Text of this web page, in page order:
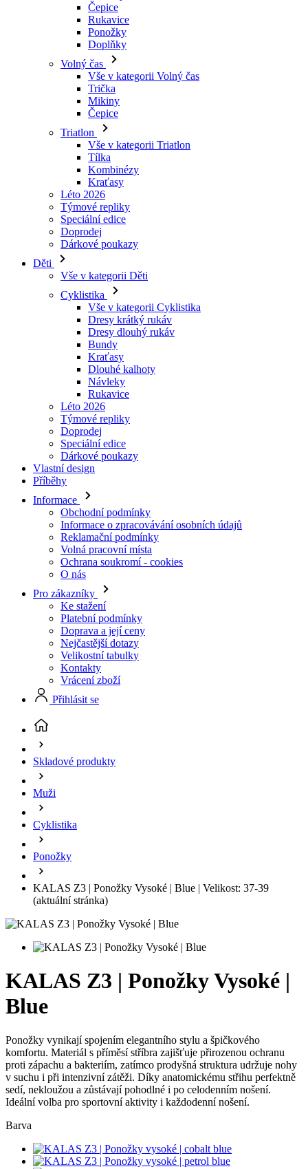
Čepice
Rukavice
Ponožky
Doplňky
Volný čas
Vše v kategorii Volný čas
Trička
Mikiny
Čepice
Triatlon
Vše v kategorii Triatlon
Tílka
Kombinézy
Kraťasy
Léto 2026
Týmové repliky
Speciální edice
Doprodej
Dárkové poukazy
Děti
Vše v kategorii Děti
Cyklistika
Vše v kategorii Cyklistika
Dresy krátký rukáv
Dresy dlouhý rukáv
Bundy
Kraťasy
Dlouhé kalhoty
Návleky
Rukavice
Léto 2026
Týmové repliky
Doprodej
Speciální edice
Dárkové poukazy
Vlastní design
Příběhy
Informace
Obchodní podmínky
Informace o zpracovávání osobních údajů
Reklamační podmínky
Volná pracovní místa
Ochrana soukromí - cookies
O nás
Pro zákazníky
Ke stažení
Platební podmínky
Doprava a její ceny
Nejčastější dotazy
Velikostní tabulky
Kontakty
Vrácení zboží
Přihlásit se
Skladové produkty
Muži
Cyklistika
Ponožky
KALAS Z3 | Ponožky Vysoké | Blue | Velikost: 37-39
(aktuální stránka)
KALAS Z3 | Ponožky Vysoké |
Blue
Ponožky vynikají spojením elegantního stylu a špičkového
komfortu. Materiál s příměsí stříbra zajišťuje přirozenou ochranu
proti zápachu a bakteriím, zatímco prodyšná struktura udržuje nohy
v suchu i při intenzivní zátěži. Díky anatomickému střihu perfektně
sedí, nekloužou a zůstávají pohodlné i po celodenním nošení.
Ideální volba pro sportovní aktivity i každodenní nošení.
Barva